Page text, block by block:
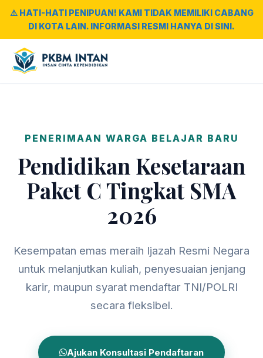
⚠️ HATI-HATI PENIPUAN! KAMI TIDAK MEMILIKI CABANG
DI KOTA LAIN. INFORMASI RESMI HANYA DI SINI.
PENERIMAAN WARGA BELAJAR BARU
Pendidikan Kesetaraan
Paket C Tingkat SMA
2026
Kesempatan emas meraih Ijazah Resmi Negara
untuk melanjutkan kuliah, penyesuaian jenjang
karir, maupun syarat mendaftar TNI/POLRI
secara fleksibel.
Ajukan Konsultasi Pendaftaran